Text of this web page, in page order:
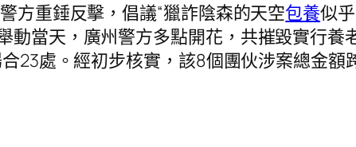
方重錘反擊，倡議“獵詐陰森的天空包養似
動當天，廣州警方多點開花，共摧毀實行養
23處。經初步核實，該8個團伙涉案總金額